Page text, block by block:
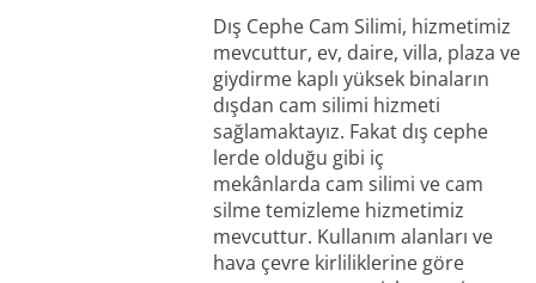
Dış Cephe Cam Silimi, hizmetimiz
mevcuttur, ev, daire, villa, plaza ve
giydirme kaplı yüksek binaların
dışdan cam silimi hizmeti
sağlamaktayız. Fakat dış cephe
lerde olduğu gibi iç
mekânlarda cam silimi ve cam
silme temizleme hizmetimiz
mevcuttur. Kullanım alanları ve
hava çevre kirliliklerine göre